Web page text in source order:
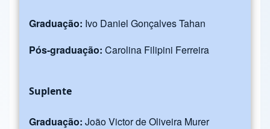
Graduação: Ivo Daniel Gonçalves Tahan
Pós-graduação: Carolina Filipini Ferreira
Suplente
Graduação: João Victor de Oliveira Murer